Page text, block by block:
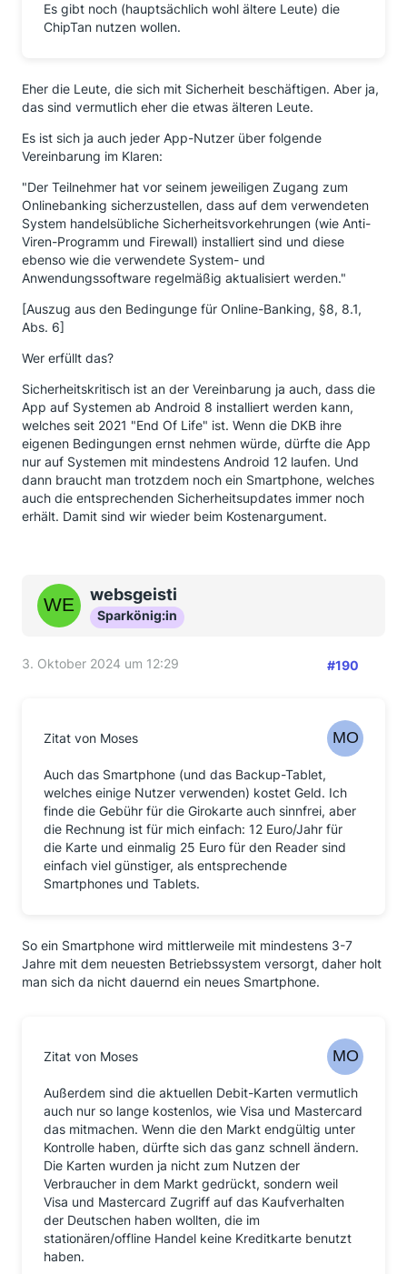
Es gibt noch (hauptsächlich wohl ältere Leute) die
ChipTan nutzen wollen.
Eher die Leute, die sich mit Sicherheit beschäftigen. Aber ja,
das sind vermutlich eher die etwas älteren Leute.
Es ist sich ja auch jeder App-Nutzer über folgende
Vereinbarung im Klaren:
"Der Teilnehmer hat vor seinem jeweiligen Zugang zum
Onlinebanking sicherzustellen, dass auf dem verwendeten
System handelsübliche Sicherheitsvorkehrungen (wie Anti-
Viren-Programm und Firewall) installiert sind und diese
ebenso wie die verwendete System- und
Anwendungssoftware regelmäßig aktualisiert werden."
[Auszug aus den Bedingunge für Online-Banking, §8, 8.1,
Abs. 6]
Wer erfüllt das?
Sicherheitskritisch ist an der Vereinbarung ja auch, dass die
App auf Systemen ab Android 8 installiert werden kann,
welches seit 2021 "End Of Life" ist. Wenn die DKB ihre
eigenen Bedingungen ernst nehmen würde, dürfte die App
nur auf Systemen mit mindestens Android 12 laufen. Und
dann braucht man trotzdem noch ein Smartphone, welches
auch die entsprechenden Sicherheitsupdates immer noch
erhält. Damit sind wir wieder beim Kostenargument.
websgeisti
Sparkönig:in
3. Oktober 2024 um 12:29 #190
Zitat von Moses
Auch das Smartphone (und das Backup-Tablet,
welches einige Nutzer verwenden) kostet Geld. Ich
finde die Gebühr für die Girokarte auch sinnfrei, aber
die Rechnung ist für mich einfach: 12 Euro/Jahr für
die Karte und einmalig 25 Euro für den Reader sind
einfach viel günstiger, als entsprechende
Smartphones und Tablets.
So ein Smartphone wird mittlerweile mit mindestens 3-7
Jahre mit dem neuesten Betriebssystem versorgt, daher holt
man sich da nicht dauernd ein neues Smartphone.
Zitat von Moses
Außerdem sind die aktuellen Debit-Karten vermutlich
auch nur so lange kostenlos, wie Visa und Mastercard
das mitmachen. Wenn die den Markt endgültig unter
Kontrolle haben, dürfte sich das ganz schnell ändern.
Die Karten wurden ja nicht zum Nutzen der
Verbraucher in dem Markt gedrückt, sondern weil
Visa und Mastercard Zugriff auf das Kaufverhalten
der Deutschen haben wollten, die im
stationären/offline Handel keine Kreditkarte benutzt
haben.